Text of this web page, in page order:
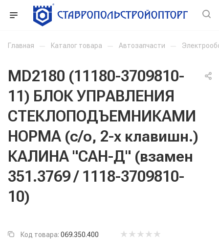
Главная — Каталог товара — Автозапчасти —
MD2180 (11180-3709810-
11) БЛОК УПРАВЛЕНИЯ
СТЕКЛОПОДЪЕМНИКАМИ
НОРМА (с/о, 2-х клавишн.)
КАЛИНА "САН-Д" (взамен
351.3769 / 1118-3709810-
10)
Код товара: 069.350.400